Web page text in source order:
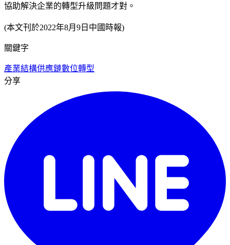
協助解決企業的轉型升級問題才對。
(本文刊於2022年8月9日中國時報)
關鍵字
產業結構供應鏈數位轉型
分享